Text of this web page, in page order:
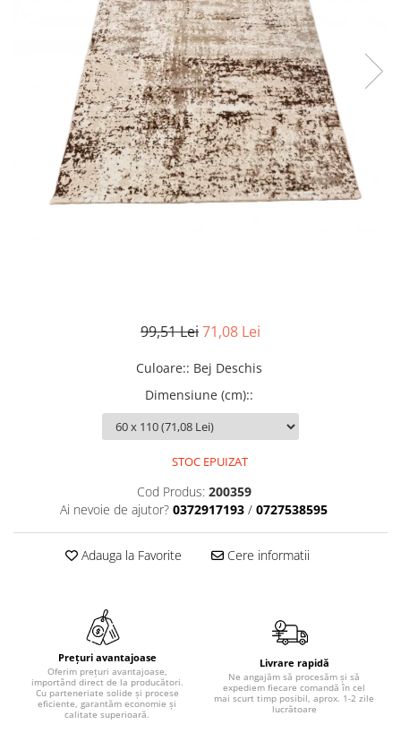
99,51 Lei71,08 Lei
Culoare:: Bej Deschis
Dimensiune (cm)::
STOC EPUIZAT
Cod Produs: 200359
Ai nevoie de ajutor? 0372917193 / 0727538595
Adauga la Favorite Cere informatii
Prețuri avantajoase
Oferim prețuri avantajoase,
importând direct de la producători.
Cu parteneriate solide și procese
eficiente, garantăm economie și
calitate superioară.
Livrare rapidă
Ne angajăm să procesăm și să
expediem fiecare comandă în cel
mai scurt timp posibil, aprox. 1-2 zile
lucrătoare